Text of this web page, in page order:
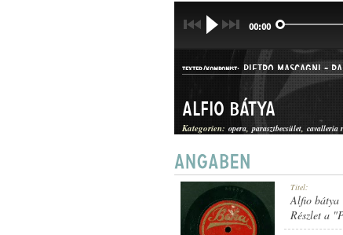
00:00
TEXTER/KOMPONIST: PIETRO MASCAGNI -
ÁRIA
Alfio bátya
Kategorien: opera parasztbecsület cavalleria
Titel:
Alfio bátya
Részlet a